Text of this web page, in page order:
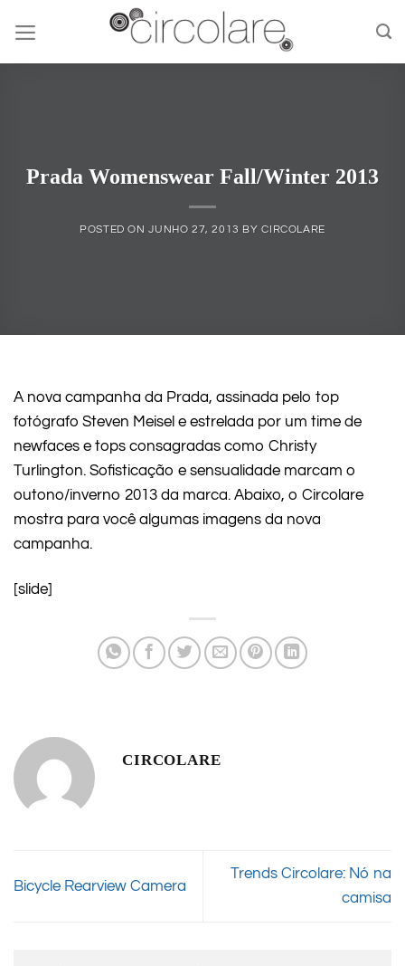
content
Prada Womenswear Fall/Winter 2013
POSTED ONJUNHO 27, 2013 BYCIRCOLARE
A nova campanha da Prada, assinada pelo top
fotógrafo Steven Meisel e estrelada por um time de
newfaces e tops consagradas como Christy
Turlington. Sofisticação e sensualidade marcam o
outono/inverno 2013 da marca. Abaixo, o Circolare
mostra para você algumas imagens da nova
campanha.
[slide]
CIRCOLARE
Bicycle Rearview Camera
Trends Circolare: Nó na
camisa